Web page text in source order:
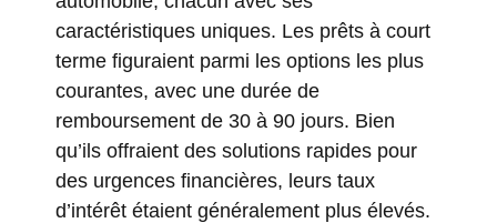
caractéristiques uniques. Les prêts à court
terme figuraient parmi les options les plus
courantes, avec une durée de
remboursement de 30 à 90 jours. Bien
qu’ils offraient des solutions rapides pour
des urgences financières, leurs taux
d’intérêt étaient généralement plus élevés.